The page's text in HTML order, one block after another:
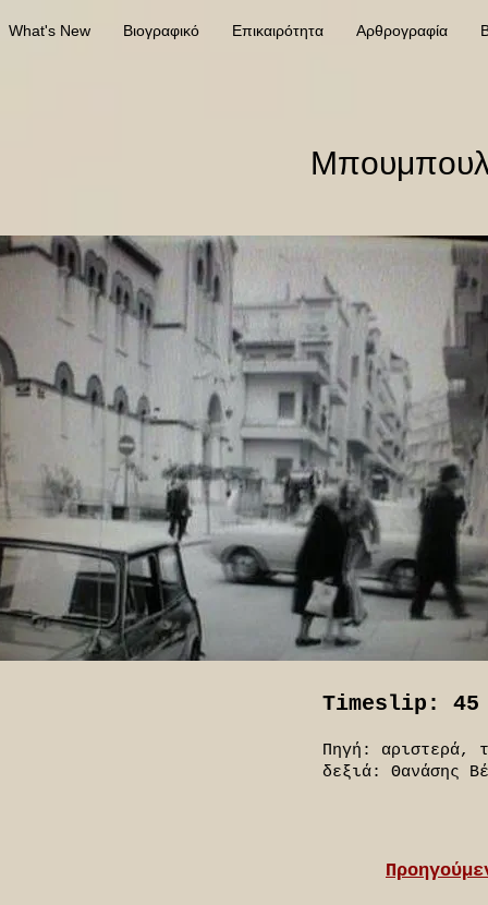
What's New Βιογραφικό Επικαιρότητα Αρθρογραφία
Timeslip: 45
Πηγή: αριστερά,
δεξιά: Θανάσης